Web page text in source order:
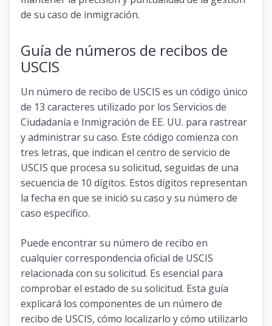
de su caso de inmigración.
Guía de números de recibos de
USCIS
Un número de recibo de USCIS es un código único
de 13 caracteres utilizado por los Servicios de
Ciudadanía e Inmigración de EE. UU. para rastrear
y administrar su caso. Este código comienza con
tres letras, que indican el centro de servicio de
USCIS que procesa su solicitud, seguidas de una
secuencia de 10 dígitos. Estos dígitos representan
la fecha en que se inició su caso y su número de
caso específico.
Puede encontrar su número de recibo en
cualquier correspondencia oficial de USCIS
relacionada con su solicitud. Es esencial para
comprobar el estado de su solicitud. Esta guía
explicará los componentes de un número de
recibo de USCIS, cómo localizarlo y cómo utilizarlo